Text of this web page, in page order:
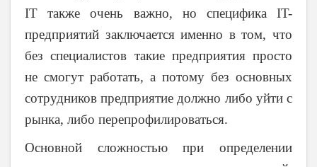
IT также очень важно, но специфика IT-
предприятий заключается именно в том, что
без специалистов такие предприятия просто
не смогут работать, а потому без основных
сотрудников предприятие должно либо уйти с
рынка, либо перепрофилироваться.
Основной сложностью при определении